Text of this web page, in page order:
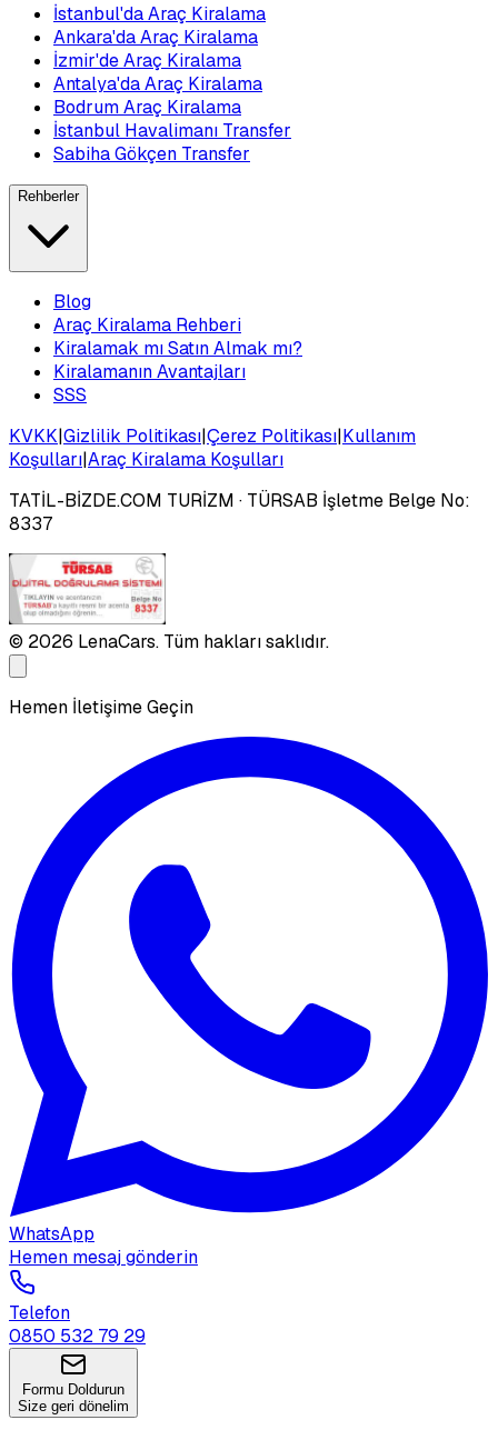
İstanbul'da Araç Kiralama
Ankara'da Araç Kiralama
İzmir'de Araç Kiralama
Antalya'da Araç Kiralama
Bodrum Araç Kiralama
İstanbul Havalimanı Transfer
Sabiha Gökçen Transfer
Rehberler
Blog
Araç Kiralama Rehberi
Kiralamak mı Satın Almak mı?
Kiralamanın Avantajları
SSS
KVKK|Gizlilik Politikası|Çerez Politikası|Kullanım
Koşulları|Araç Kiralama Koşulları
TATİL-BİZDE.COM TURİZM · TÜRSAB İşletme Belge No:
8337
© 2026 LenaCars. Tüm hakları saklıdır.
Hemen İletişime Geçin
WhatsApp
Hemen mesaj gönderin
Telefon
0850 532 79 29
Formu Doldurun
Size geri dönelim